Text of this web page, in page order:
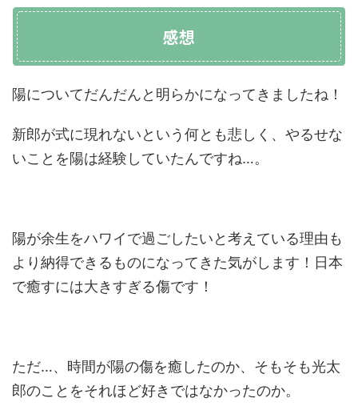
感想
陽についてだんだんと明らかになってきましたね！
新郎が式に現れないという何とも悲しく、やるせな
いことを陽は経験していたんですね…。
陽が余生をハワイで過ごしたいと考えている理由も
より納得できるものになってきた気がします！日本
で癒すには大きすぎる傷です！
ただ…、時間が陽の傷を癒したのか、そもそも光太
郎のことをそれほど好きではなかったのか。